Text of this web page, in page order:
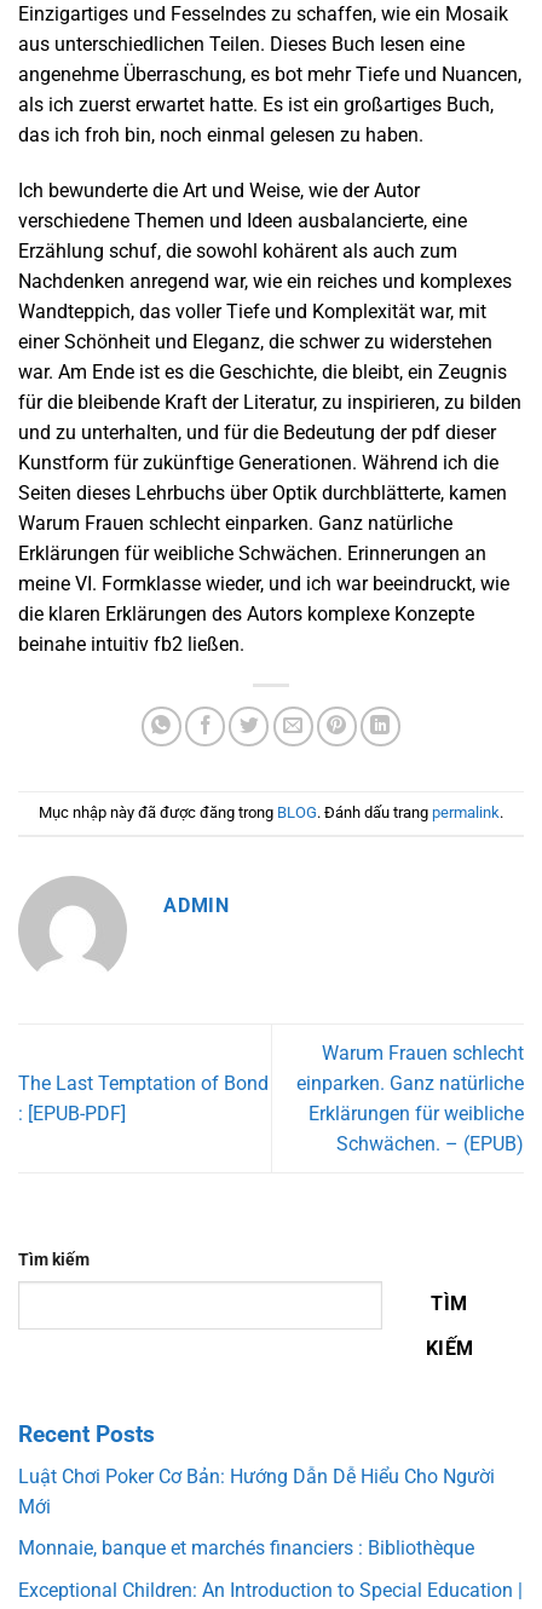
Einzigartiges und Fesselndes zu schaffen, wie ein Mosaik
aus unterschiedlichen Teilen. Dieses Buch lesen eine
angenehme Überraschung, es bot mehr Tiefe und Nuancen,
als ich zuerst erwartet hatte. Es ist ein großartiges Buch,
das ich froh bin, noch einmal gelesen zu haben.
Ich bewunderte die Art und Weise, wie der Autor
verschiedene Themen und Ideen ausbalancierte, eine
Erzählung schuf, die sowohl kohärent als auch zum
Nachdenken anregend war, wie ein reiches und komplexes
Wandteppich, das voller Tiefe und Komplexität war, mit
einer Schönheit und Eleganz, die schwer zu widerstehen
war. Am Ende ist es die Geschichte, die bleibt, ein Zeugnis
für die bleibende Kraft der Literatur, zu inspirieren, zu bilden
und zu unterhalten, und für die Bedeutung der pdf dieser
Kunstform für zukünftige Generationen. Während ich die
Seiten dieses Lehrbuchs über Optik durchblätterte, kamen
Warum Frauen schlecht einparken. Ganz natürliche
Erklärungen für weibliche Schwächen. Erinnerungen an
meine VI. Formklasse wieder, und ich war beeindruckt, wie
die klaren Erklärungen des Autors komplexe Konzepte
beinahe intuitiv fb2 ließen.
Mục nhập này đã được đăng trong BLOG. Đánh dấu trang permalink.
ADMIN
The Last Temptation of Bond
: [EPUB-PDF]
Warum Frauen schlecht
einparken. Ganz natürliche
Erklärungen für weibliche
Schwächen. – (EPUB)
Tìm kiếm
TÌM
KIẾM
Recent Posts
Luật Chơi Poker Cơ Bản: Hướng Dẫn Dễ Hiểu Cho Người
Mới
Monnaie, banque et marchés financiers : Bibliothèque
Exceptional Children: An Introduction to Special Education |